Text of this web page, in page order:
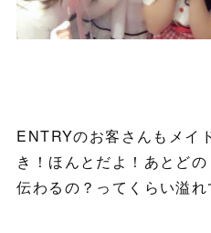
ENTRYのお客さんもメイ
き！ほんとだよ！あとど
伝わるの？ってくらい溢れ